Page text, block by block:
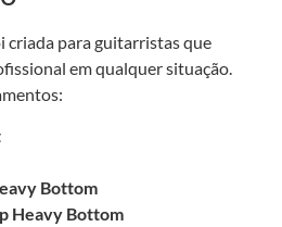
criada para guitarristas que
em qualquer situação.
Bottom
Heavy Bottom